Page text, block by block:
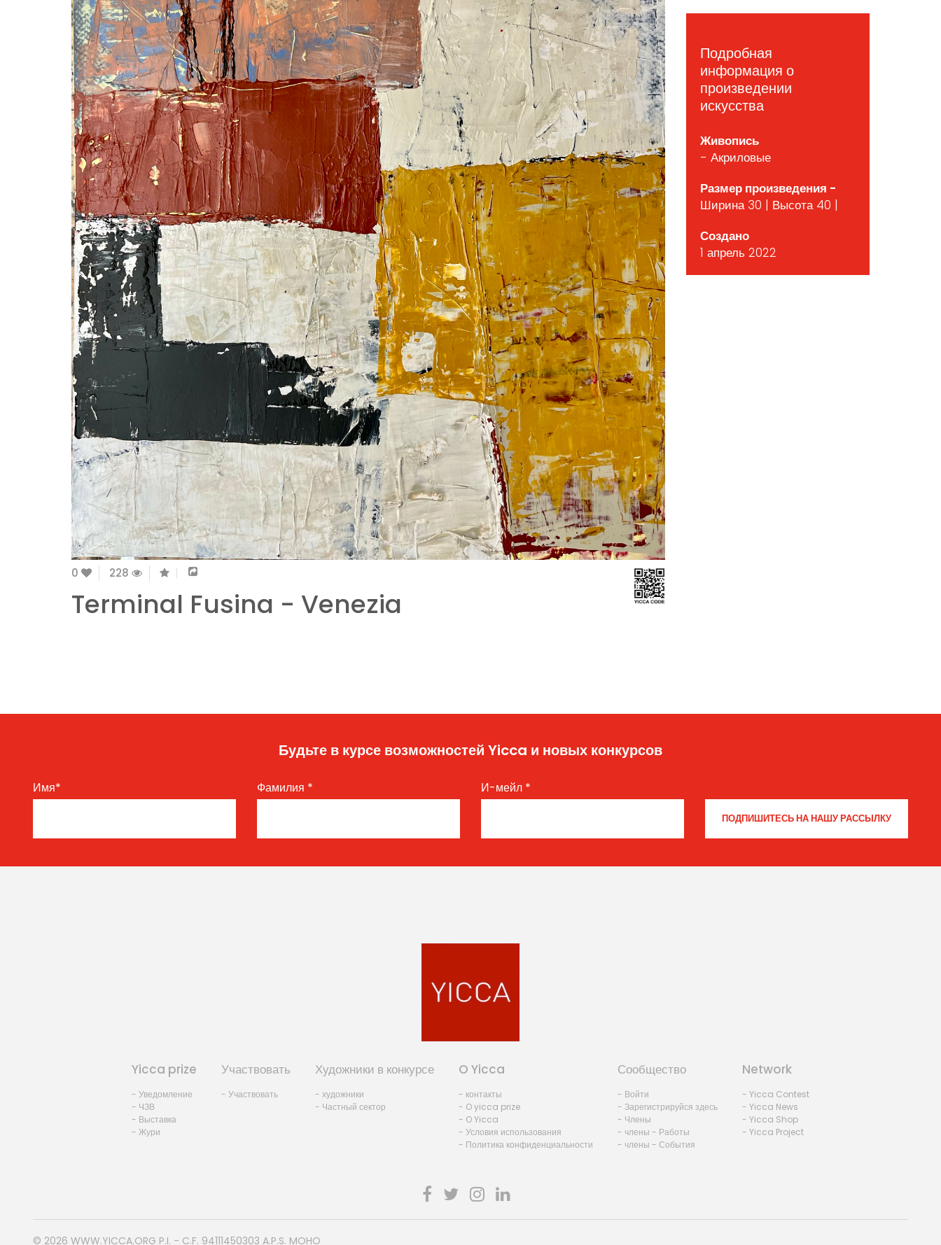
0 228
Terminal Fusina - Venezia
Подробная
информация о
произведении
искусства
Живопись
- Акриловые
Размер произведения -
Ширина 30 | Высота 40 |
Создано
1 апрель 2022
Будьте в курсе возможностей Yicca и новых конкурсов
Имя* Фамилия * И-мейл *
Yicca prize
- Уведомление
- ЧЗВ
- Выставка
- Жури
Участвовать
- Участвовать
Художники в конкурсе
- художники
- Частный сектор
O Yicca
- контакты
- O yicca prize
- O Yicca
- Условия использования
- Политика конфиденциальности
Сообщество
- Войти
- Зарегистрируйся здесь
- Члены
- члены - Работы
- члены - События
Network
- Yicca Contest
- Yicca News
- Yicca Shop
- Yicca Project
© 2026 WWW.YICCA.ORG P.I. - C.F. 94111450303 A.P.S. MOHO